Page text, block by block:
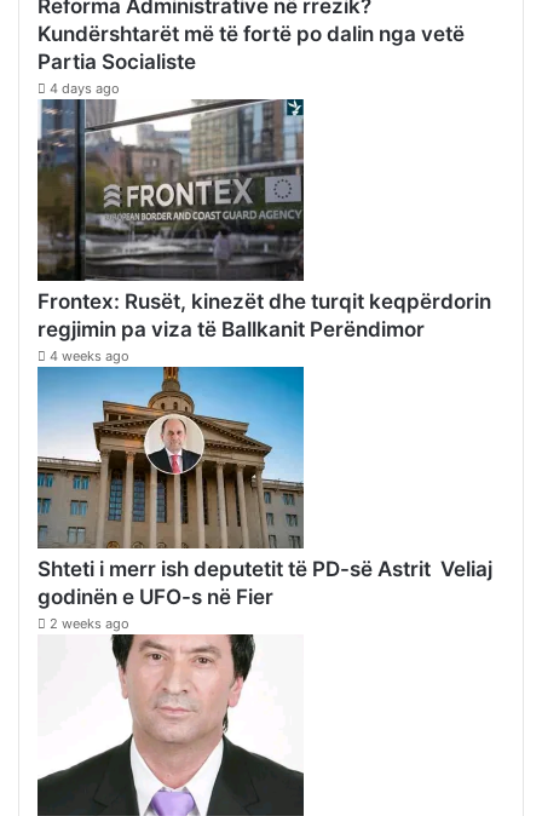
Reforma Administrative në rrezik?
Kundërshtarët më të fortë po dalin nga vetë
Partia Socialiste
4 days ago
Frontex: Rusët, kinezët dhe turqit keqpërdorin
regjimin pa viza të Ballkanit Perëndimor
4 weeks ago
Shteti i merr ish deputetit të PD-së Astrit Veliaj
godinën e UFO-s në Fier
2 weeks ago